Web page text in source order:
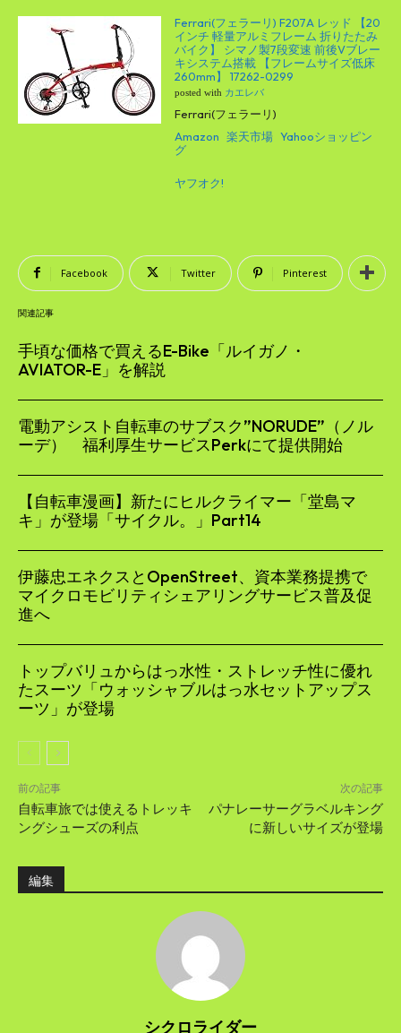
Ferrari(フェラーリ) F207A レッド 【20
インチ 軽量アルミフレーム 折りたたみ
バイク】 シマノ製7段変速 前後Vブレー
キシステム搭載 【フレームサイズ低床
260mm】 17262-0299
posted with カエレバ
Ferrari(フェラーリ)
Amazon 楽天市場 Yahooショッピン
グ
ヤフオク!
Facebook Twitter Pinterest
関連記事
手頃な価格で買えるE-Bike「ルイガノ・
AVIATOR-E」を解説
電動アシスト自転車のサブスク”NORUDE”（ノル
ーデ） 福利厚生サービスPerkにて提供開始
【自転車漫画】新たにヒルクライマー「堂島マ
キ」が登場「サイクル。」Part14
伊藤忠エネクスとOpenStreet、資本業務提携で
マイクロモビリティシェアリングサービス普及促
進へ
トップバリュからはっ水性・ストレッチ性に優れ
たスーツ「ウォッシャブルはっ水セットアップス
ーツ」が登場
前の記事
自転車旅では使えるトレッキ
ングシューズの利点
次の記事
パナレーサーグラベルキング
に新しいサイズが登場
編集
シクロライダー